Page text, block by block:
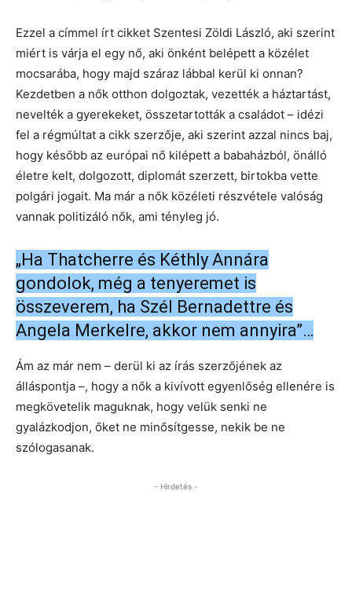
Ezzel a címmel írt cikket Szentesi Zöldi László, aki szerint
miért is várja el egy nő, aki önként belépett a közélet
mocsarába, hogy majd száraz lábbal kerül ki onnan?
Kezdetben a nők otthon dolgoztak, vezették a háztartást,
nevelték a gyerekeket, összetartották a családot – idézi
fel a régmúltat a cikk szerzője, aki szerint azzal nincs baj,
hogy később az európai nő kilépett a babaházból, önálló
életre kelt, dolgozott, diplomát szerzett, birtokba vette
polgári jogait. Ma már a nők közéleti részvétele valóság
vannak politizáló nők, ami tényleg jó.
„Ha Thatcherre és Kéthly Annára
gondolok, még a tenyeremet is
összeverem, ha Szél Bernadettre és
Angela Merkelre, akkor nem annyira”…
Ám az már nem – derül ki az írás szerzőjének az
álláspontja –, hogy a nők a kivívott egyenlőség ellenére is
megkövetelik maguknak, hogy velük senki ne
gyalázkodjon, őket ne minősítgesse, nekik be ne
szólogasanak.
- Hirdetés -